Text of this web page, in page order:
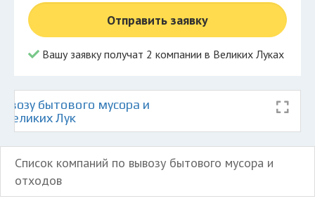
Отправить заявку
Вашу заявку получат 2 компании в Великих Луках
бытового мусора и
Лук
Список компаний по вывозу бытового мусора и
отходов